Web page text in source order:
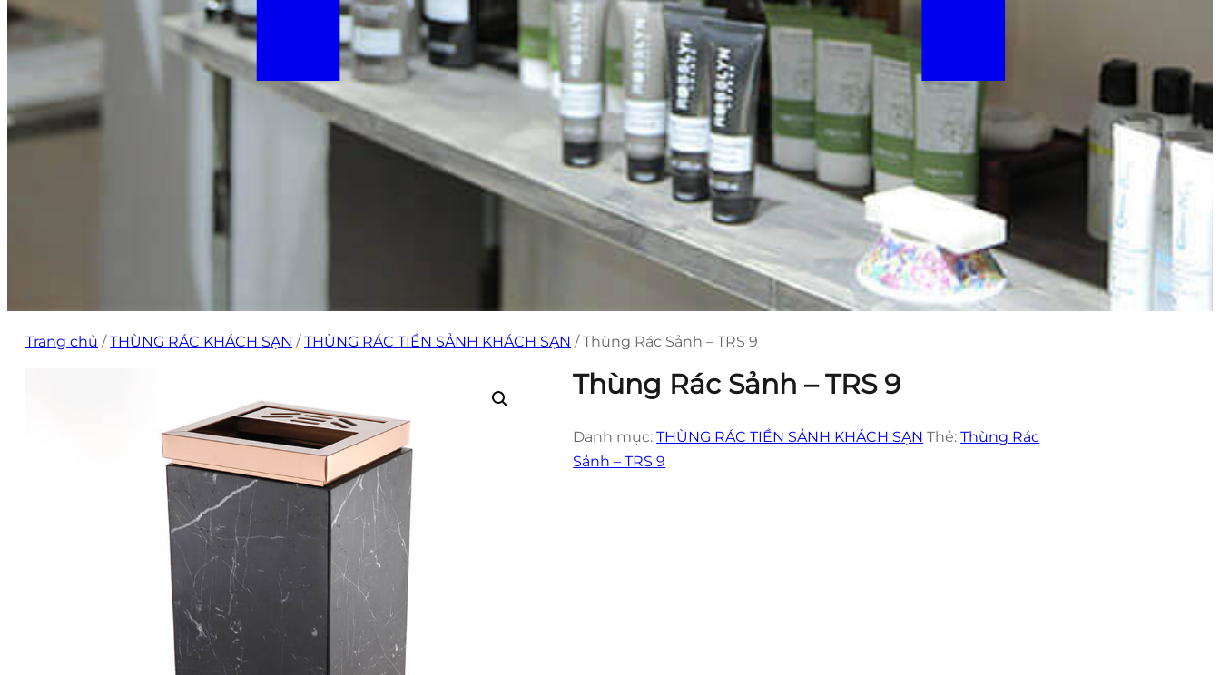
Trang chủ /THÙNG RÁC KHÁCH SẠN /THÙNG RÁC TIỀN SẢNH KHÁCH SẠN / Thùng Rác Sảnh – TRS 9
Thùng Rác Sảnh – TRS 9
Danh mục:THÙNG RÁC TIỀN SẢNH KHÁCH SẠN Thẻ:Thùng Rác
Sảnh – TRS 9